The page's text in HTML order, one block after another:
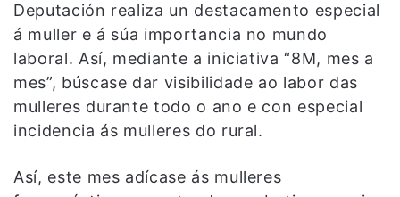
Deputación realiza un destacamento especial
á muller e á súa importancia no mundo
laboral. Así, mediante a iniciativa “8M, mes a
mes”, búscase dar visibilidade ao labor das
mulleres durante todo o ano e con especial
incidencia ás mulleres do rural.
Así, este mes adícase ás mulleres